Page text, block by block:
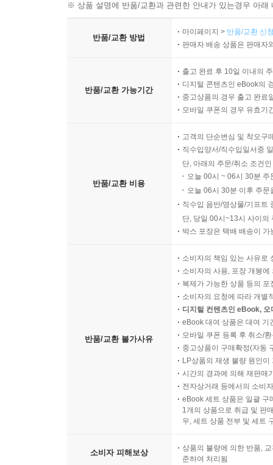
※ 상품 설명에 반품/교환과 관련한 안내가 있는경우 아
반품/교환 방법
마이페이지 > 반품/교환 신
판매자 배송 상품은 판매자
반품/교환 가능기간
출고 완료 후 10일 이내의
디지털 콘텐츠인 eBook의
중고상품의 경우 출고 완료
모바일 쿠폰의 경우 유효기
반품/교환 비용
고객의 단순변심 및 착오구
직수입양서/직수입일서중
단, 아래의 주문/취소 조건
오늘 00시 ~ 06시 30분
오늘 06시 30분 이후 주
직수입 음반/영상물/기프트
단, 당일 00시~13시 사이의
박스 포장은 택배 배송이
반품/교환 불가사유
소비자의 책임 있는 사유로
소비자의 사용, 포장 개봉
복제가 가능한 상품 등의
소비자의 요청에 따라 개별
디지털 컨텐츠인 eBook,
eBook 대여 상품은 대여 기
모바일 쿠폰 등록 후 취소/
중고상품이 구매확정(자동
LP상품의 재생 불량 원인
시간의 경과에 의해 재판매
전자상거래 등에서의 소비
eBook 세트 상품은 일괄 구
1개의 상품으로 취급 및 판
우, 세트 상품 전부 및 세트
소비자 피해보상
상품의 불량에 의한 반품,
준하여 처리됨